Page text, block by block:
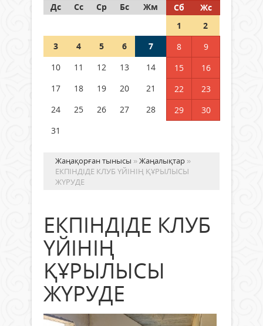
05 тамыз 2026 ж. 123
Шетелде жүрген Қазақстан
азаматтары қалай дауыс бере
Дс
Сс Ср Бс Жм Сб
Жс
1
2
3
4 5 6 7 8
9
10
11 12 13 14 15
16
17
18 19 20 21 22
23
24
25 26 27 28 29
30
31
Жаңақорған тынысы »Жаңалықтар »
ЕКПІНДІДЕ КЛУБ ҮЙІНІҢ ҚҰРЫЛЫСЫ
ЖҮРУДЕ
ЕКПІНДІДЕ КЛУБ
ҮЙІНІҢ
ҚҰРЫЛЫСЫ
ЖҮРУДЕ